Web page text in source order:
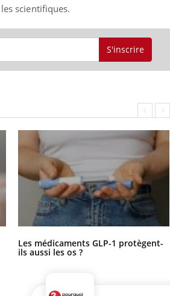
scientifiques.
S'inscrire
Les médicaments GLP-1 protègent-
ils aussi les os ?